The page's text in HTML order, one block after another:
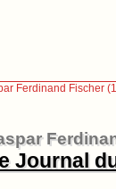
Ferdinand Fischer
Journal